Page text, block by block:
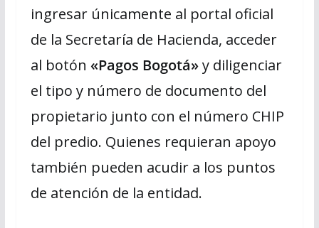
ingresar únicamente al portal oficial
de la Secretaría de Hacienda, acceder
al botón «Pagos Bogotá»y diligenciar
el tipo y número de documento del
propietario junto con el número CHIP
del predio. Quienes requieran apoyo
también pueden acudir a los puntos
de atención de la entidad.